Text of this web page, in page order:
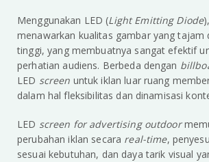
Menggunakan LED (Light Emitting Diode
menawarkan kualitas gambar yang tajam
tinggi, yang membuatnya sangat efektif
perhatian audiens. Berbeda dengan
LED screen untuk iklan luar ruang
dalam hal fleksibilitas dan dinamisasi
LED screen for advertising outdoor
perubahan iklan secara real-time,
sesuai kebutuhan, dan daya tarik visual